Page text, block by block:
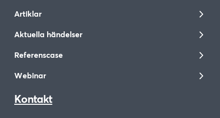
Artiklar
Aktuella händelser
Referenscase
Webinar
Kontakt